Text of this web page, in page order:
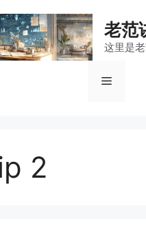
老范
这里是
菜
2